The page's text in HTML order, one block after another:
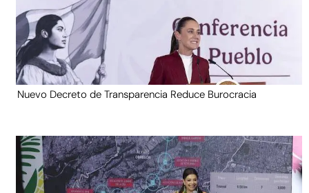
Nuevo Decreto de Transparencia Reduce Burocracia